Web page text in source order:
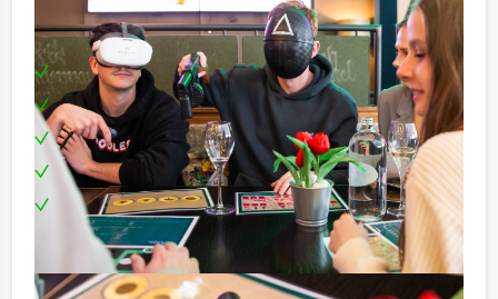
Inclusief:
Professionele begeleiding
Moderne VR-brillen
Uitgebreide lunch
Leuke prijs voor het winnende team
Te boeken op uw gewenste dag en tijdstip!
Niet telkens uw knip hoeven trekken om uw drankje af